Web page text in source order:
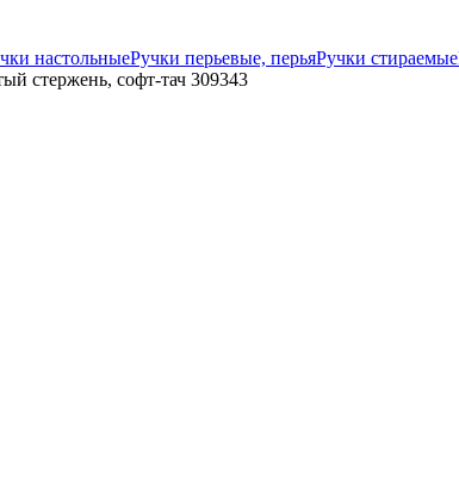
настольныеРучки перьевые, перьяРучки стираемые
стержень, софт-тач 309343